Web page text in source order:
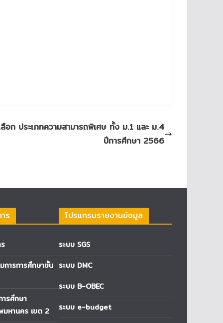
ก ประเภทความสามารถพิเศษ ทั้ง ม.1 และ ม.4
ปีการศึกษา 2566
ร
การการศึกษาขั้น
ารศึกษา
มหานคร เขต 2
โปรแกรมรายงานข้อมูล
ระบบ SGS
ระบบ DMC
ระบบ B-OBEC
ระบบ e-budget